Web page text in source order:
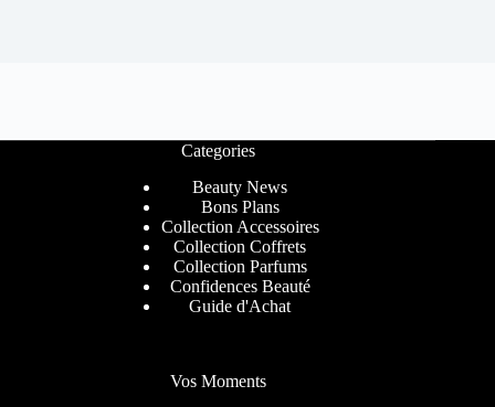
Categories
Beauty News
Bons Plans
Collection Accessoires
Collection Coffrets
Collection Parfums
Confidences Beauté
Guide d'Achat
Vos Moments